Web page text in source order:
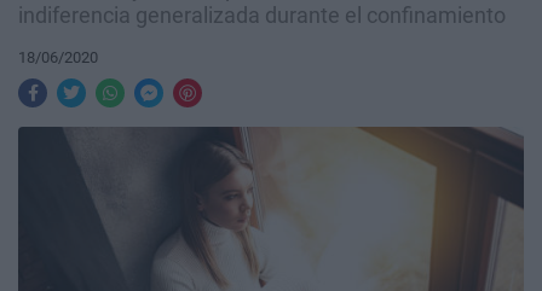
indiferencia generalizada durante el confinamiento
18/06/2020